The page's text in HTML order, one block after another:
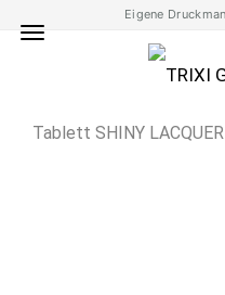
Eigene
Tablett SHINY